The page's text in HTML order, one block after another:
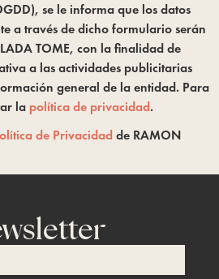
se le informa que los datos
a través de dicho formulario serán
TOME, con la finalidad de
a las actividades publicitarias
general de la entidad. Para
la política de privacidad.
de Privacidadde RAMON